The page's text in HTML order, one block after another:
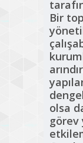
Bir
olsa
görev